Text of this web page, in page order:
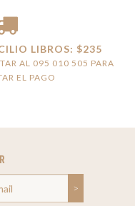
LIBROS: $235
AL 095 010 505 PARA
EL PAGO